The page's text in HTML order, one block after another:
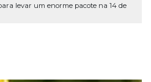
levar um enorme pacote na 14 de